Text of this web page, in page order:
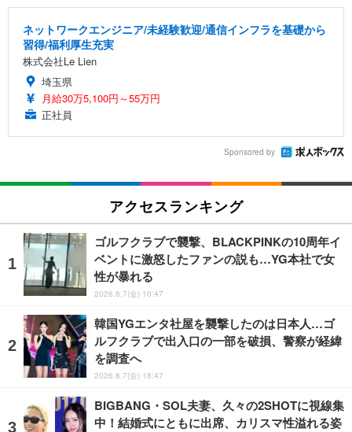
ネットワークエンジニア/未経験歓迎/通信インフラを基礎から
習得/福利厚生充実
株式会社Le Lien
埼玉県
月給30万5,100円～55万円
正社員
Sponsored by
アクセスランキング
ゴルフクラブで襲撃、BLACKPINKの10周年イ
ベントに激怒したファンの説も…YG本社で女
性が暴れる
2026.8.7(金) 10:47
韓国YGエンタ社屋を襲撃したのは日本人…ゴ
ルフクラブで出入口の一部を破損、警察が経緯
を調査へ
2026.8.7(金) 18:47
BIGBANG・SOL夫妻、久々の2SHOTに視線集
中！結婚式にともに出席、カリスマ性溢れる姿